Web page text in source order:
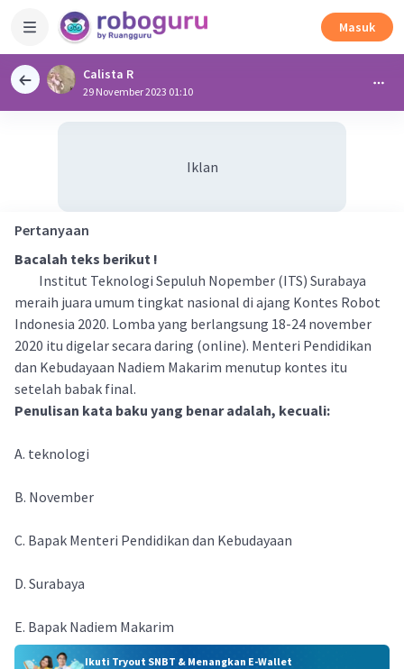
Masuk
Calista R
29 November 2023 01:10
Iklan
Pertanyaan
Bacalah teks berikut !
Institut Teknologi Sepuluh Nopember (ITS) Surabaya
meraih juara umum tingkat nasional di ajang Kontes Robot
Indonesia 2020. Lomba yang berlangsung 18-24 november
2020 itu digelar secara daring (online). Menteri Pendidikan
dan Kebudayaan Nadiem Makarim menutup kontes itu
setelah babak final.
Penulisan kata baku yang benar adalah, kecuali:
A. teknologi
B. November
C. Bapak Menteri Pendidikan dan Kebudayaan
D. Surabaya
E. Bapak Nadiem Makarim
Ikuti Tryout SNBT & Menangkan E-Wallet